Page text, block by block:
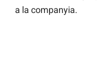
a la companyia.